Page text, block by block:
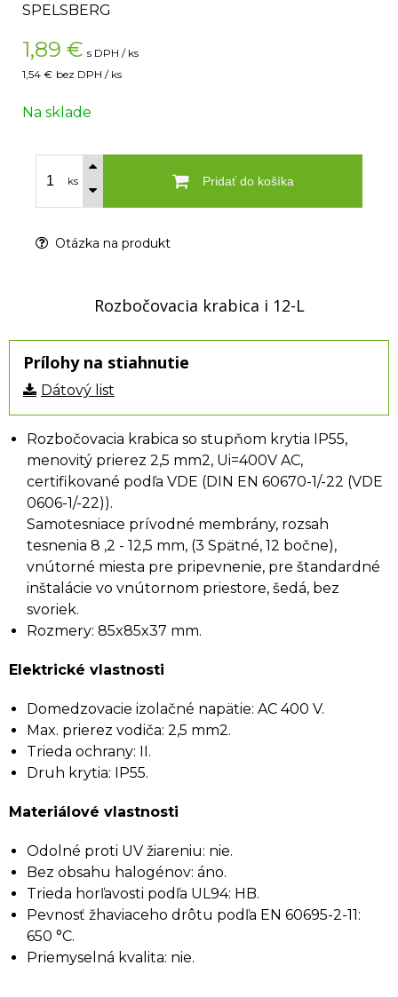
SPELSBERG
1,89 € s DPH / ks
1,54 € bez DPH / ks
Na sklade
ks Pridať do košíka
Otázka na produkt
Rozbočovacia krabica i 12-L
Prílohy na stiahnutie
Dátový list
Rozbočovacia krabica so stupňom krytia IP55,
menovitý prierez 2,5 mm2, Ui=400V AC,
certifikované podľa VDE (DIN EN 60670-1/-22 (VDE
0606-1/-22)).
Samotesniace prívodné membrány, rozsah
tesnenia 8 ,2 - 12,5 mm, (3 Spätné, 12 bočne),
vnútorné miesta pre pripevnenie, pre štandardné
inštalácie vo vnútornom priestore, šedá, bez
svoriek.
Rozmery: 85x85x37 mm.
Elektrické vlastnosti
Domedzovacie izolačné napätie: AC 400 V.
Max. prierez vodiča: 2,5 mm2.
Trieda ochrany: II.
Druh krytia: IP55.
Materiálové vlastnosti
Odolné proti UV žiareniu: nie.
Bez obsahu halogénov: áno.
Trieda horľavosti podľa UL94: HB.
Pevnosť žhaviaceho drôtu podľa EN 60695-2-11:
650 °C.
Priemyselná kvalita: nie.